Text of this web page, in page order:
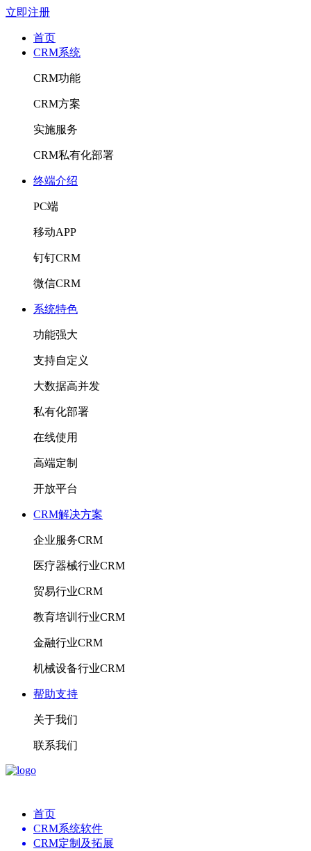
立即注册
首页
CRM系统
CRM功能
CRM方案
实施服务
CRM私有化部署
终端介绍
PC端
移动APP
钉钉CRM
微信CRM
系统特色
功能强大
支持自定义
大数据高并发
私有化部署
在线使用
高端定制
开放平台
CRM解决方案
企业服务CRM
医疗器械行业CRM
贸易行业CRM
教育培训行业CRM
金融行业CRM
机械设备行业CRM
帮助支持
关于我们
联系我们
首页
CRM系统软件
CRM定制及拓展